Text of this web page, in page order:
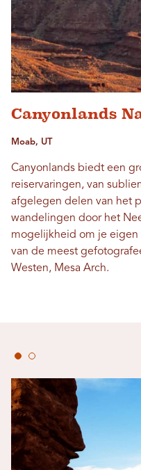
Canyonlands
Moab, UT
Canyonlands biedt een
reiservaringen, van
afgelegen delen van het
wandelingen door het
mogelijkheid om je eigen
van de meest
Westen, Mesa Arch.